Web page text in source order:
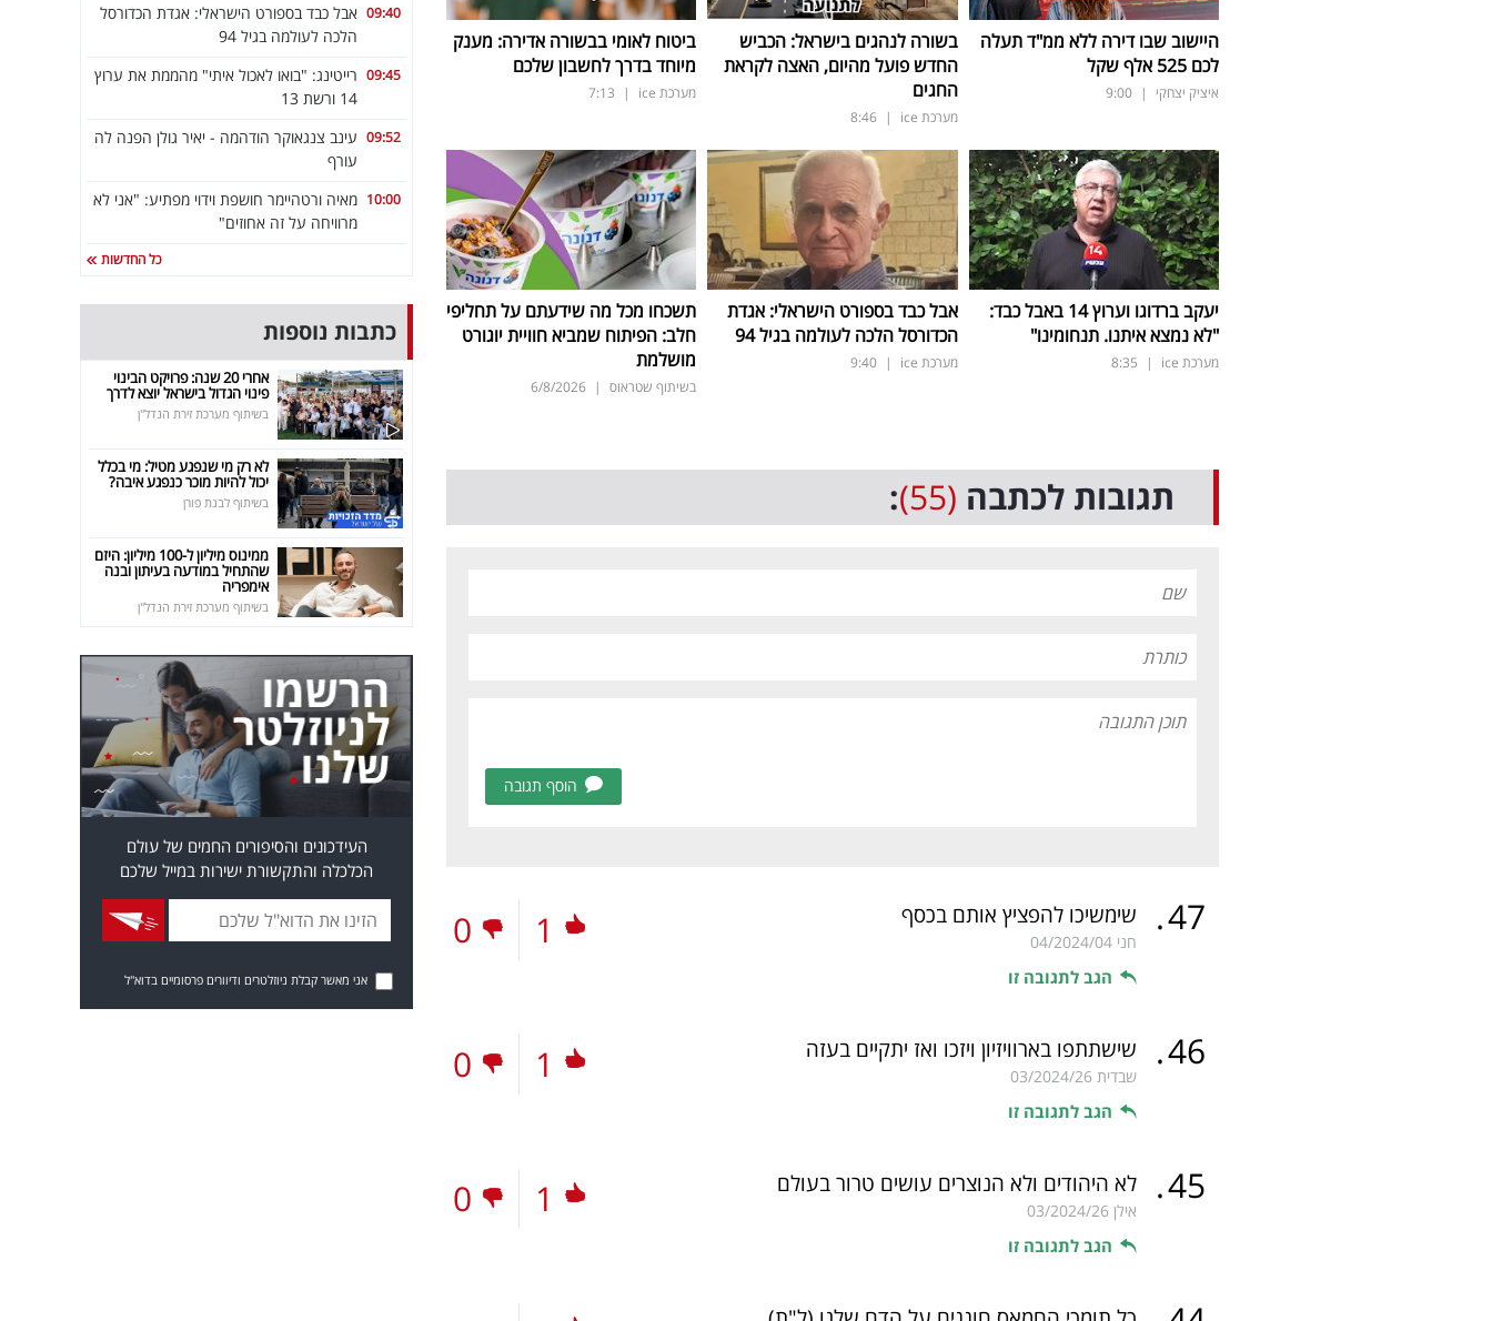
היישוב שבו דירה ללא ממ"ד תעלה
לכם 525 אלף שקל
איציק יצחקי |
9:00
בשורה לנהגים בישראל: הכביש
החדש פועל מהיום, האצה לקראת
החגים
מערכת ice |
8:46
ביטוח לאומי בבשורה אדירה: מענק
מיוחד בדרך לחשבון שלכם
מערכת ice |
7:13
יעקב ברדוגו וערוץ 14 באבל כבד:
"לא נמצא איתנו. תנחומינו"
מערכת ice |
8:35
אבל כבד בספורט הישראלי: אגדת
הכדורסל הלכה לעולמה בגיל 94
מערכת ice |
9:40
תשכחו מכל מה שידעתם על תחליפי
חלב: הפיתוח שמביא חוויית יוגורט
מושלמת
בשיתוף שטראוס |
6/8/2026
תגובות לכתבה (55)
:
הוסף תגובה
47
. שימשיכו להפציץ אותם בכסף
חני 04/2024/04
הגב לתגובה זו
1
0
46
. שישתתפו בארוויזיון ויזכו ואז יתקיים בעזה
שבדית 03/2024/26
הגב לתגובה זו
1
0
45
. לא היהודים ולא הנוצרים עושים טרור בעולם
אילן 03/2024/26
הגב לתגובה זו
1
0
09:40 אבל כבד בספורט הישראלי: אגדת הכדורסל
הלכה לעולמה בגיל 94
09:45 רייטינג: "בואו לאכול איתי" מהממת את ערוץ
14 ורשת 13
09:52 עינב צנגאוקר הודהמה - יאיר גולן הפנה לה
עורף
10:00 מאיה ורטהיימר חושפת וידוי מפתיע: "אני לא
מרוויחה על זה אחוזים"
כל החדשות
כתבות נוספות
אחרי 20 שנה: פרויקט הבינוי
פינוי הגדול בישראל יוצא לדרך
בשיתוף מערכת זירת הנדל"ן
לא רק מי שנפגע מטיל: מי בכלל
יכול להיות מוכר כנפגע איבה?
בשיתוף לבנת פורן
ממינוס מיליון ל-100 מיליון: היזם
שהתחיל במודעה בעיתון ובנה
אימפריה
בשיתוף מערכת זירת הנדל"ן
העידכונים והסיפורים החמים של עולם
הכלכלה והתקשורת ישירות במייל שלכם
אני מאשר קבלת ניוזלטרים ודיוורים פרסומיים בדוא"ל